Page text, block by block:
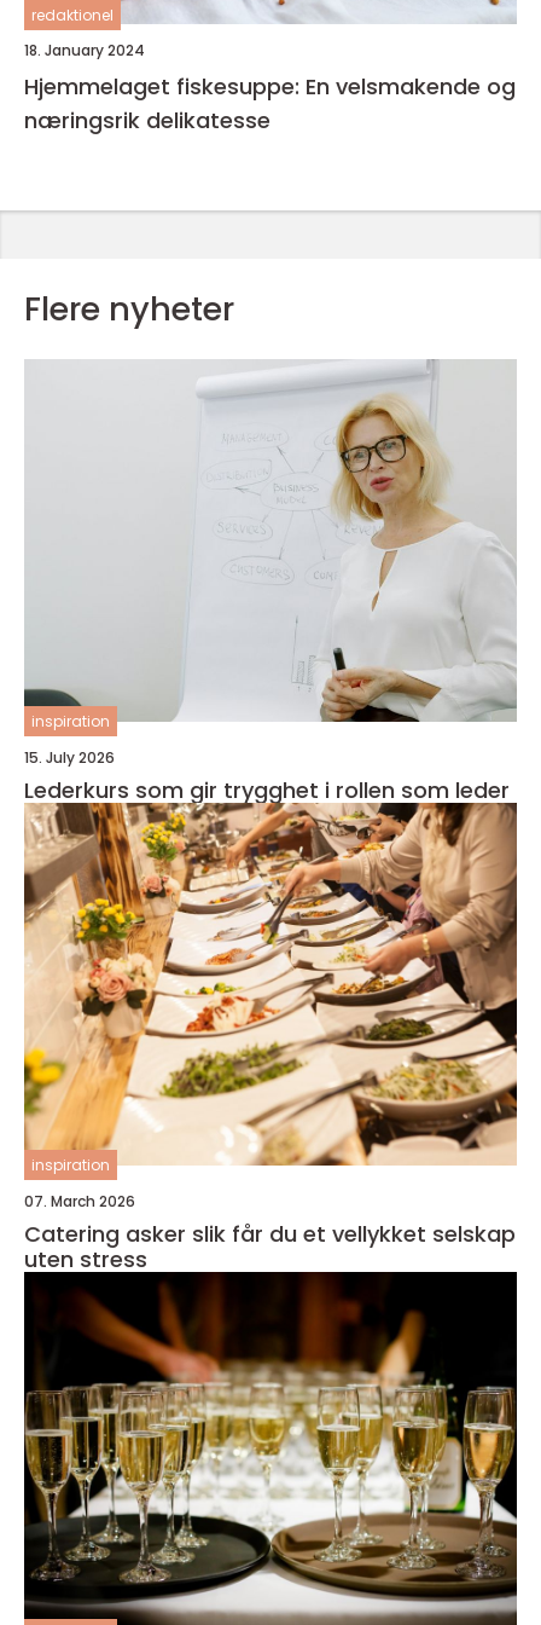
redaktionel
18. January 2024
Hjemmelaget fiskesuppe: En velsmakende og
næringsrik delikatesse
Flere nyheter
inspiration
15. July 2026
Lederkurs som gir trygghet i rollen som leder
inspiration
07. March 2026
Catering asker slik får du et vellykket selskap
uten stress